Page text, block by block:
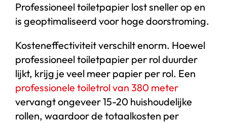
Professioneel toiletpapier lost sneller op en
is geoptimaliseerd voor hoge doorstroming.
Kosteneffectiviteit verschilt enorm. Hoewel
professioneel toiletpapier per rol duurder
lijkt, krijg je veel meer papier per rol. Een
professionele toiletrol van 380 meter
vervangt ongeveer 15-20 huishoudelijke
rollen, waardoor de totaalkosten per